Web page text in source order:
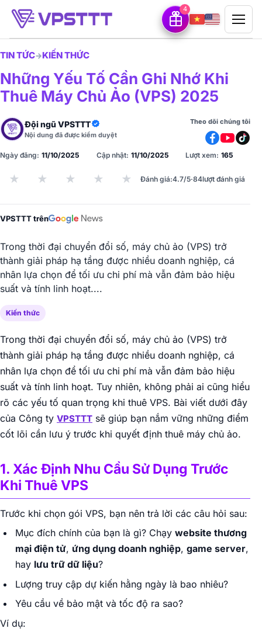
4
TIN TỨC→KIẾN THỨC
Những Yếu Tố Cần Ghi Nhớ Khi
Thuê Máy Chủ Ảo (VPS) 2025
Đội ngũ VPSTTT
Nội dung đã được kiểm duyệt
Theo dõi chúng tôi
Ngày đăng: 11/10/2025 Cập nhật: 11/10/2025 Lượt xem: 165
★ ★ ★ ★ ★ Đánh giá:4.7/5·84lượt đánh giá
VPSTTT trên
Trong thời đại chuyển đổi số, máy chủ ảo (VPS) trở
thành giải pháp hạ tầng được nhiều doanh nghiệp, cá
nhân lựa chọn để tối ưu chi phí mà vẫn đảm bảo hiệu
suất và tính linh hoạt....
Kiến thức
Trong thời đại chuyển đổi số, máy chủ ảo (VPS) trở
thành giải pháp hạ tầng được nhiều doanh nghiệp, cá
nhân lựa chọn để tối ưu chi phí mà vẫn đảm bảo hiệu
suất và tính linh hoạt. Tuy nhiên, không phải ai cũng hiểu
rõ các yếu tố quan trọng khi thuê VPS. Bài viết dưới đây
của Công ty VPSTTT sẽ giúp bạn nắm vững những điểm
cốt lõi cần lưu ý trước khi quyết định thuê máy chủ ảo.
1. Xác Định Nhu Cầu Sử Dụng Trước
Khi Thuê VPS
Trước khi chọn gói VPS, bạn nên trả lời các câu hỏi sau:
Mục đích chính của bạn là gì? Chạy website thương
mại điện tử, ứng dụng doanh nghiệp, game server,
hay lưu trữ dữ liệu?
Lượng truy cập dự kiến hằng ngày là bao nhiêu?
Yêu cầu về bảo mật và tốc độ ra sao?
Ví dụ: